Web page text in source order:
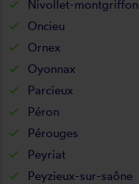
Nivollet-montgriffon
Oncieu
Ornex
Oyonnax
Parcieux
Péron
Pérouges
Peyriat
Peyzieux-sur-saône